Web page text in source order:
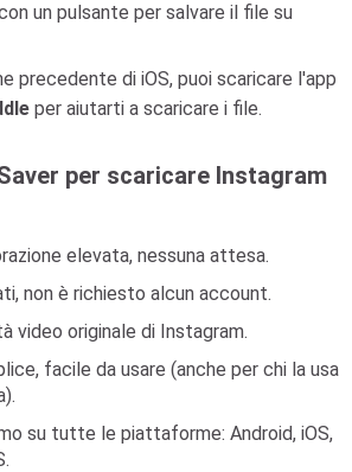
un pulsante per salvare il file su
precedente di iOS, puoi scaricare l'app
per aiutarti a scaricare i file.
per scaricare Instagram
elevata, nessuna attesa.
non è richiesto alcun account.
video originale di Instagram.
facile da usare (anche per chi la usa
su tutte le piattaforme: Android, iOS,